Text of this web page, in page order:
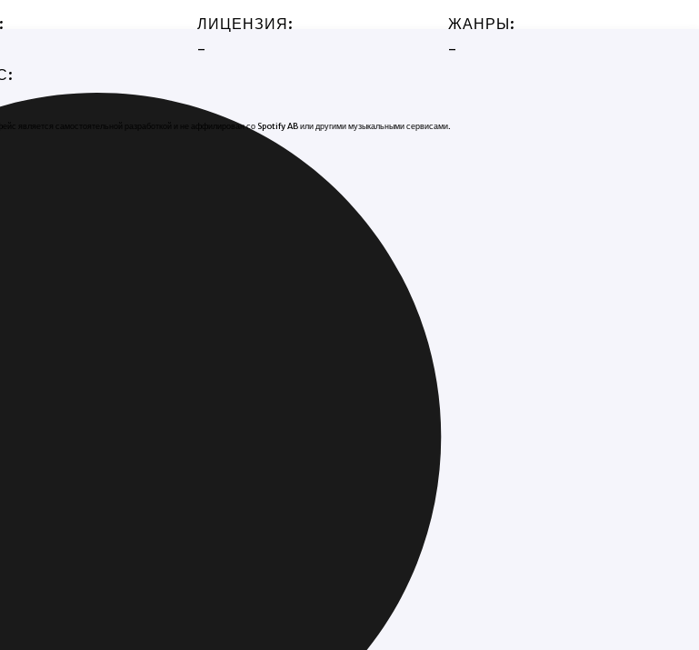
ЛИЦЕНЗИЯ:
-
ЖАНРЫ:
-
является самостоятельной разработкой и не аффилирован со Spotify AB или другими музыкальными сервисами.